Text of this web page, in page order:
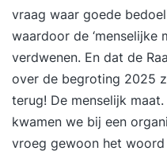
module? Module 1:
Verandermanagement
• Businessmodellen
ntexten
• Strategische kansen
en •
vraag waar goede
waardoor de ‘menselijke
verdwenen. En dat de
over de begroting 2025
terug! De menselijk
kwamen we bij een
vroeg gewoon het woord